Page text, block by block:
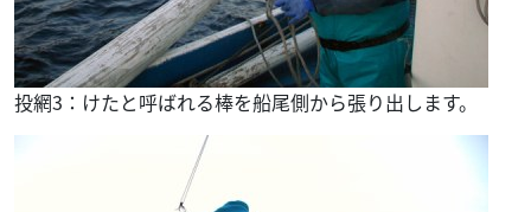
投網3：けたと呼ばれる棒を船尾側から張り出します。